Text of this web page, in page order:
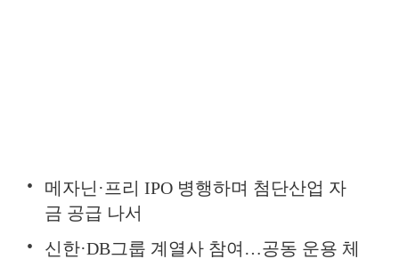
메자닌·프리 IPO 병행하며 첨단산업 자
금 공급 나서
신한·DB그룹 계열사 참여…공동 운용 체